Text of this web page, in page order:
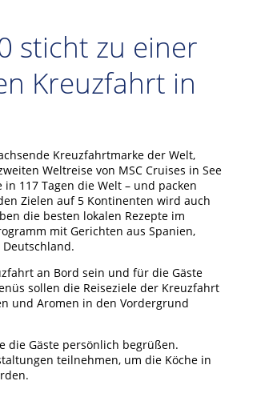
sticht zu einer
Kreuzfahrt in
Kreuzfahrtmarke der Welt,
Weltreise von MSC Cruises in See
117 Tagen die Welt – und packen
Zielen auf 5 Kontinenten wird auch
die besten lokalen Rezepte im
mit Gerichten aus Spanien,
an Bord sein und für die Gäste
sollen die Reiseziele der Kreuzfahrt
und Aromen in den Vordergrund
die Gäste persönlich begrüßen.
teilnehmen, um die Köche in